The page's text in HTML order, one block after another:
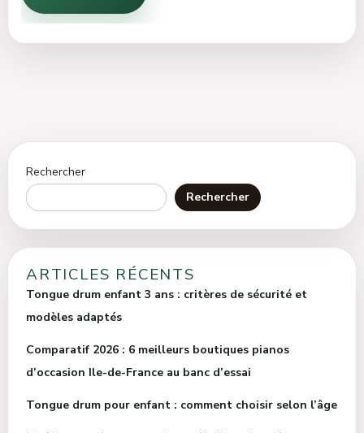
Rechercher
Rechercher
ARTICLES RÉCENTS
Tongue drum enfant 3 ans : critères de sécurité et
modèles adaptés
Comparatif 2026 : 6 meilleurs boutiques pianos
d’occasion Ile-de-France au banc d’essai
Tongue drum pour enfant : comment choisir selon l’âge